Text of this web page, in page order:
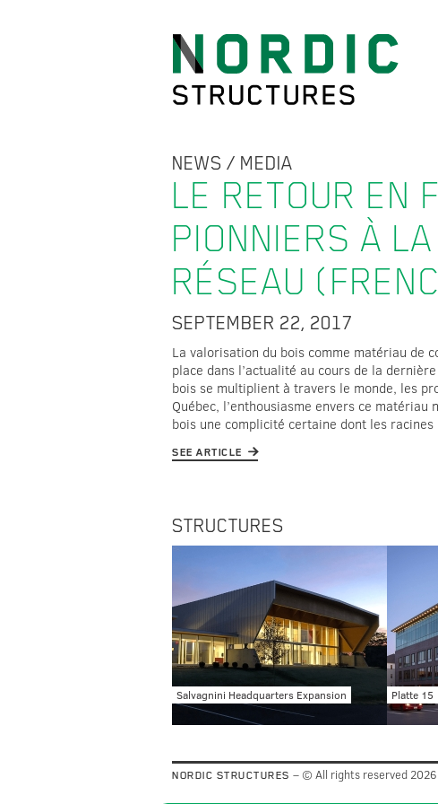
NEWS / MEDIA
LE RETOUR EN
PIONNIERS À
RÉSEAU
SEPTEMBER 22, 2017
La valorisation du bois comme matériau de
place dans l’actualité au cours de la
bois se multiplient à travers le monde, les
Québec, l’enthousiasme envers ce
bois une complicité certaine dont les
SEE ARTICLE
STRUCTURES
Salvagnini Headquarters Expansion Platte 15
NORDIC STRUCTURES – © All rights reserved 2026